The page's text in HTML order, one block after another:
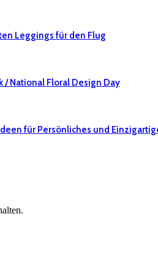
Leggings für den Flug
/ National Floral Design Day
für Persönliches und